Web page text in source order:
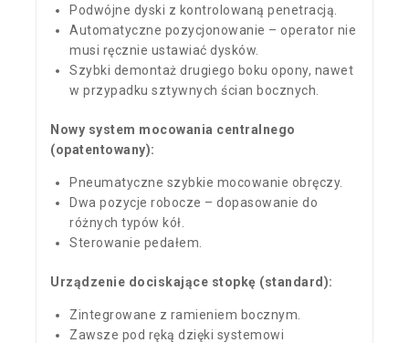
Podwójne dyski z kontrolowaną penetracją.
Automatyczne pozycjonowanie – operator nie
musi ręcznie ustawiać dysków.
Szybki demontaż drugiego boku opony, nawet
w przypadku sztywnych ścian bocznych.
Nowy system mocowania centralnego
(opatentowany):
Pneumatyczne szybkie mocowanie obręczy.
Dwa pozycje robocze – dopasowanie do
różnych typów kół.
Sterowanie pedałem.
Urządzenie dociskające stopkę (standard):
Zintegrowane z ramieniem bocznym.
Zawsze pod ręką dzięki systemowi